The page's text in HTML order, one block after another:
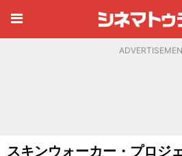
スキンウォーカー・プロジ